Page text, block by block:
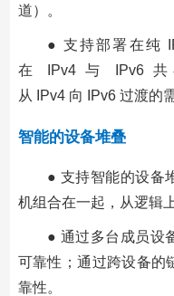
道）。
● 支持部署在纯
在 IPv4 与 IPv6
从 IPv4 向 IPv6 过渡的
智能的设备堆叠
● 支持智能的设备
机组合在一起，从逻辑
● 通过多台成员设
可靠性；通过跨设备的
靠性。